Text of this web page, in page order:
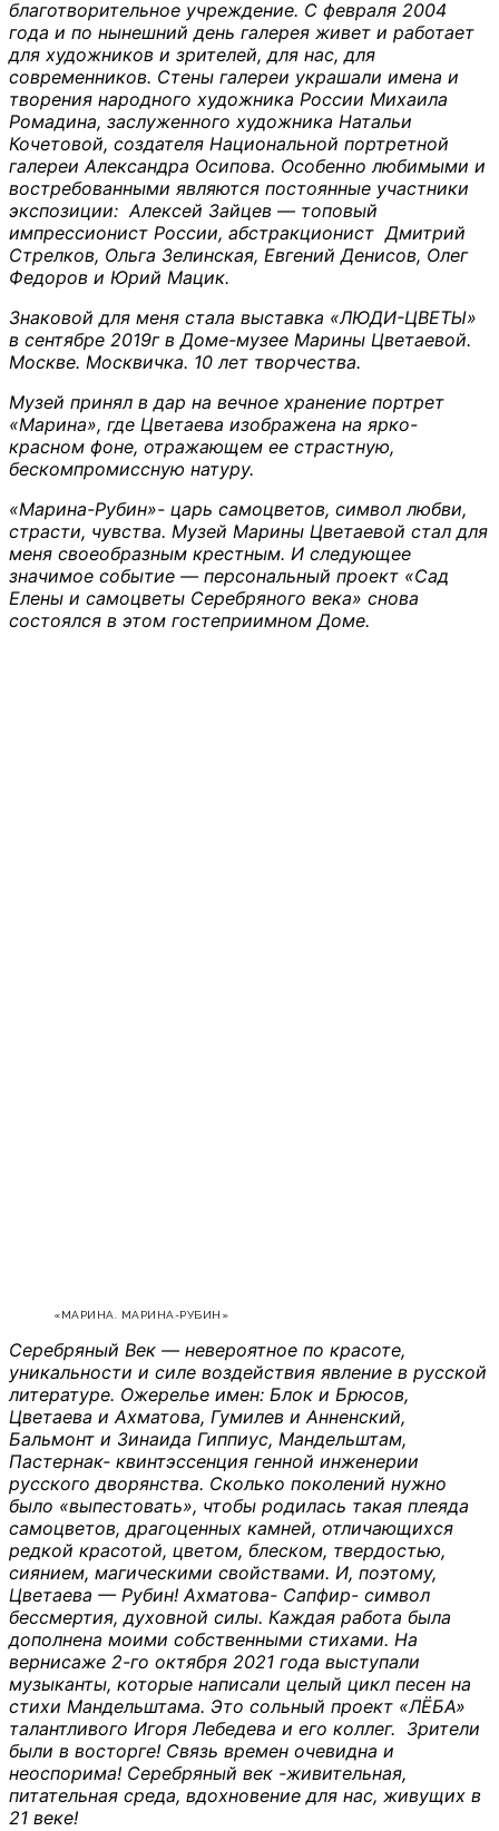
благотворительное учреждение. С февраля 2004
года и по нынешний день галерея живет и работает
для художников и зрителей, для нас, для
современников. Стены галереи украшали имена и
творения народного художника России Михаила
Ромадина, заслуженного художника Натальи
Кочетовой, создателя Национальной портретной
галереи Александра Осипова. Особенно любимыми и
востребованными являются постоянные участники
экспозиции: Алексей Зайцев — топовый
импрессионист России, абстракционист Дмитрий
Стрелков, Ольга Зелинская, Евгений Денисов, Олег
Федоров и Юрий Мацик.
Знаковой для меня стала выставка «ЛЮДИ-ЦВЕТЫ»
в сентябре 2019г в Доме-музее Марины Цветаевой.
Москве. Москвичка. 10 лет творчества.
Музей принял в дар на вечное хранение портрет
«Марина», где Цветаева изображена на ярко-
красном фоне, отражающем ее страстную,
бескомпромиссную натуру.
«Марина-Рубин»- царь самоцветов, символ любви,
страсти, чувства. Музей Марины Цветаевой стал для
меня своеобразным крестным. И следующее
значимое событие — персональный проект «Сад
Елены и самоцветы Серебряного века» снова
состоялся в этом гостеприимном Доме.
«МАРИНА. МАРИНА-РУБИН»
Серебряный Век — невероятное по красоте,
уникальности и силе воздействия явление в русской
литературе. Ожерелье имен: Блок и Брюсов,
Цветаева и Ахматова, Гумилев и Анненский,
Бальмонт и Зинаида Гиппиус, Мандельштам,
Пастернак- квинтэссенция генной инженерии
русского дворянства. Сколько поколений нужно
было «выпестовать», чтобы родилась такая плеяда
самоцветов, драгоценных камней, отличающихся
редкой красотой, цветом, блеском, твердостью,
сиянием, магическими свойствами. И, поэтому,
Цветаева — Рубин! Ахматова- Сапфир- символ
бессмертия, духовной силы. Каждая работа была
дополнена моими собственными стихами. На
вернисаже 2-го октября 2021 года выступали
музыканты, которые написали целый цикл песен на
стихи Мандельштама. Это сольный проект «ЛЁБА»
талантливого Игоря Лебедева и его коллег. Зрители
были в восторге! Связь времен очевидна и
неоспорима! Серебряный век -живительная,
питательная среда, вдохновение для нас, живущих в
21 веке!